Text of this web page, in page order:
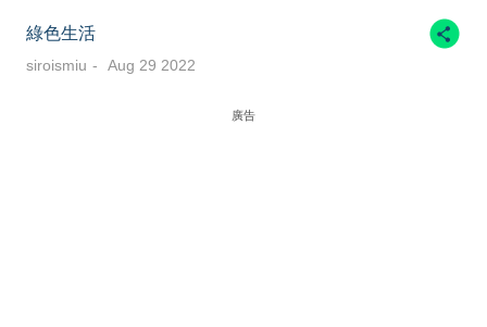
綠色生活
siroismiu Aug 29 2022
廣告